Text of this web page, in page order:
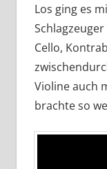
Los ging es
Cello,
Violine auch
brachte so